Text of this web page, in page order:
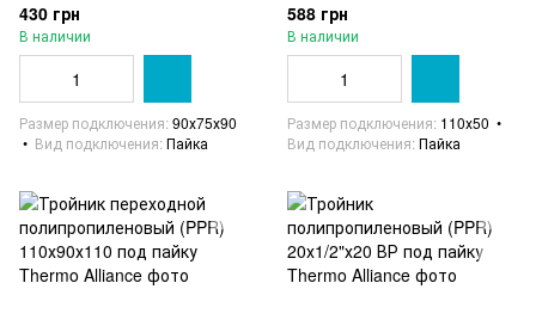
430 грн
В наличии
Размер подключения 90х75х90
Вид подключения Пайка
588 грн
В наличии
Размер подключения 110х50
Вид подключения Пайка